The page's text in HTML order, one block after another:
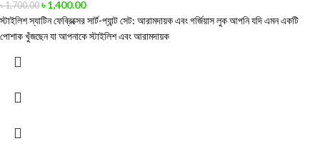
৳1,700.00 ৳1,400.00
স্টাইলিশ স্যাটিন ফেব্রিক্সের সার্ট-প্যান্ট সেট: আরামদায়ক এবং গর্জিয়াস লুক আপনি যদি এমন একটি
পোশাক খুঁজছেন যা আপনাকে স্টাইলিশ এবং আরামদায়ক